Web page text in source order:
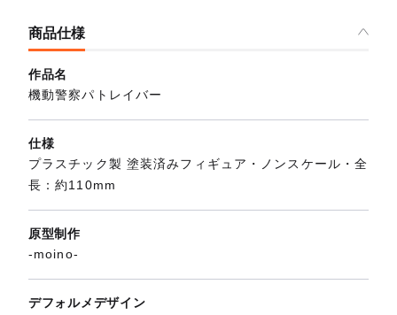
商品仕様
作品名
機動警察パトレイバー
仕様
プラスチック製 塗装済みフィギュア・ノンスケール・全
長：約110mm
原型制作
-moino-
デフォルメデザイン